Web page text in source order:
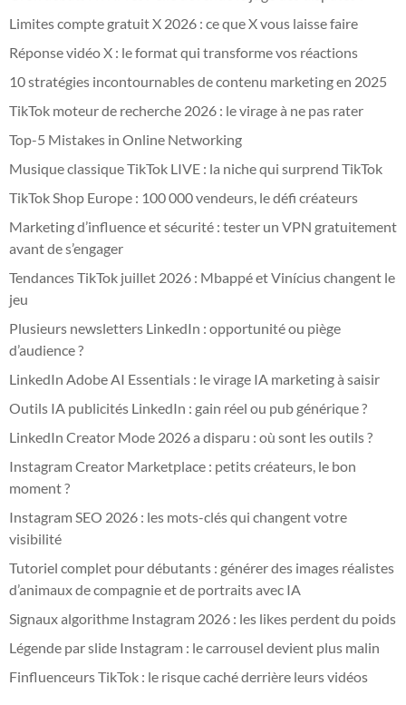
Limites compte gratuit X 2026 : ce que X vous laisse faire
Réponse vidéo X : le format qui transforme vos réactions
10 stratégies incontournables de contenu marketing en 2025
TikTok moteur de recherche 2026 : le virage à ne pas rater
Top-5 Mistakes in Online Networking
Musique classique TikTok LIVE : la niche qui surprend TikTok
TikTok Shop Europe : 100 000 vendeurs, le défi créateurs
Marketing d’influence et sécurité : tester un VPN gratuitement
avant de s’engager
Tendances TikTok juillet 2026 : Mbappé et Vinícius changent le
jeu
Plusieurs newsletters LinkedIn : opportunité ou piège
d’audience ?
LinkedIn Adobe AI Essentials : le virage IA marketing à saisir
Outils IA publicités LinkedIn : gain réel ou pub générique ?
LinkedIn Creator Mode 2026 a disparu : où sont les outils ?
Instagram Creator Marketplace : petits créateurs, le bon
moment ?
Instagram SEO 2026 : les mots-clés qui changent votre
visibilité
Tutoriel complet pour débutants : générer des images réalistes
d’animaux de compagnie et de portraits avec IA
Signaux algorithme Instagram 2026 : les likes perdent du poids
Légende par slide Instagram : le carrousel devient plus malin
Finfluenceurs TikTok : le risque caché derrière leurs vidéos